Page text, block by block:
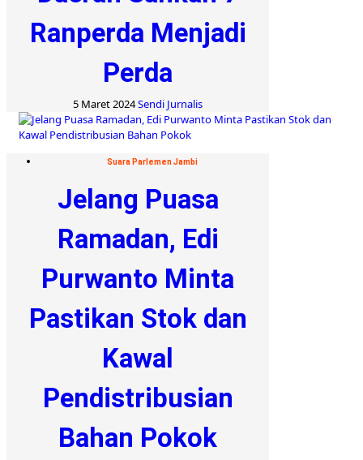
Ranperda Menjadi
Perda
5 Maret 2024Sendi Jurnalis
Suara Parlemen Jambi
Jelang Puasa
Ramadan, Edi
Purwanto Minta
Pastikan Stok dan
Kawal
Pendistribusian
Bahan Pokok